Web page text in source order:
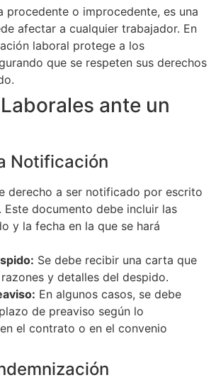
procedente o improcedente, es una
afectar a cualquier trabajador. En
laboral protege a los
que se respeten sus derechos
ante un
Notificación
derecho a ser notificado por escrito
Este documento debe incluir las
y la fecha en la que se hará
Se debe recibir una carta que
y detalles del despido.
En algunos casos, se debe
de preaviso según lo
el contrato o en el convenio